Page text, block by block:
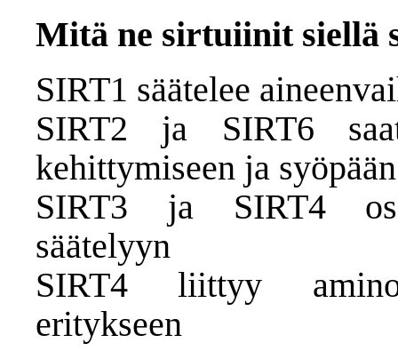
Mitä ne sirtuiinit siellä
SIRT1 säätelee
SIRT2 ja SIRT6
kehittymiseen ja syöpään
SIRT3 ja SIRT4
säätelyyn
SIRT4 liittyy
eritykseen